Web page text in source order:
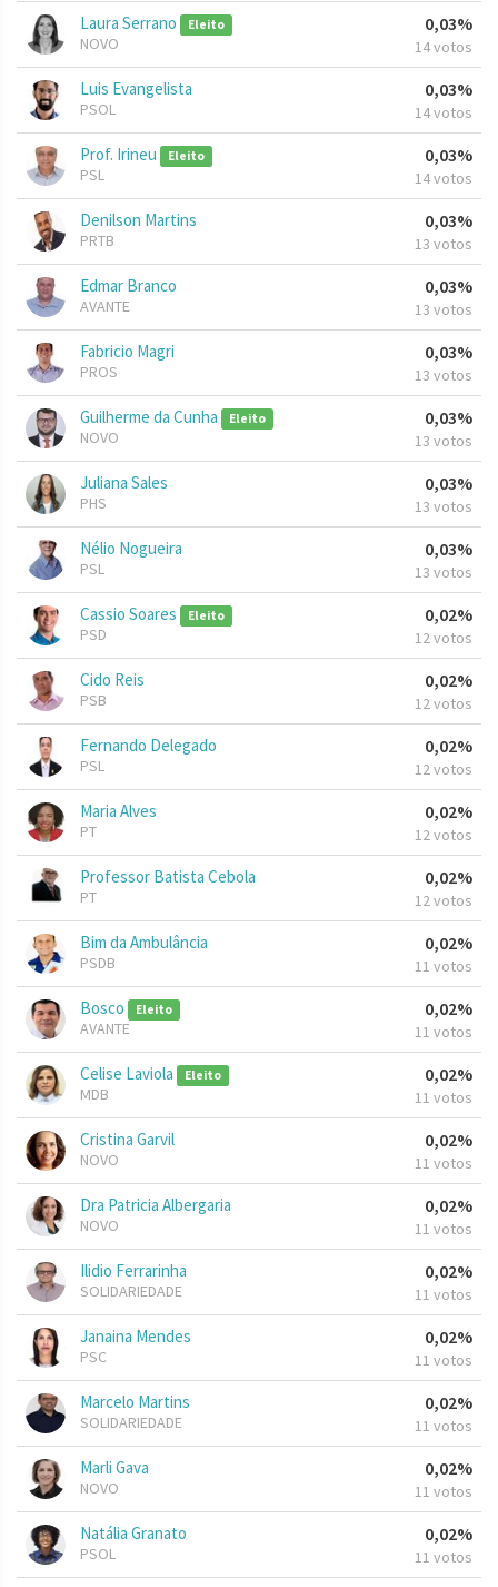
Laura Serrano Eleito
NOVO
0,03%
14 votos
Luis Evangelista
PSOL
0,03%
14 votos
Prof. Irineu Eleito
PSL
0,03%
14 votos
Denilson Martins
PRTB
0,03%
13 votos
Edmar Branco
AVANTE
0,03%
13 votos
Fabricio Magri
PROS
0,03%
13 votos
Guilherme da Cunha Eleito
NOVO
0,03%
13 votos
Juliana Sales
PHS
0,03%
13 votos
Nélio Nogueira
PSL
0,03%
13 votos
Cassio Soares Eleito
PSD
0,02%
12 votos
Cido Reis
PSB
0,02%
12 votos
Fernando Delegado
PSL
0,02%
12 votos
Maria Alves
PT
0,02%
12 votos
Professor Batista Cebola
PT
0,02%
12 votos
Bim da Ambulância
PSDB
0,02%
11 votos
Bosco Eleito
AVANTE
0,02%
11 votos
Celise Laviola Eleito
MDB
0,02%
11 votos
Cristina Garvil
NOVO
0,02%
11 votos
Dra Patricia Albergaria
NOVO
0,02%
11 votos
Ilidio Ferrarinha
SOLIDARIEDADE
0,02%
11 votos
Janaina Mendes
PSC
0,02%
11 votos
Marcelo Martins
SOLIDARIEDADE
0,02%
11 votos
Marli Gava
NOVO
0,02%
11 votos
Natália Granato
PSOL
0,02%
11 votos